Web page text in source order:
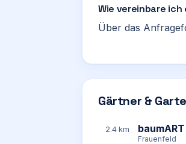
Wie vereinbare ich
Über das
Gärtner &
2.4 km baumART
Frauenfeld